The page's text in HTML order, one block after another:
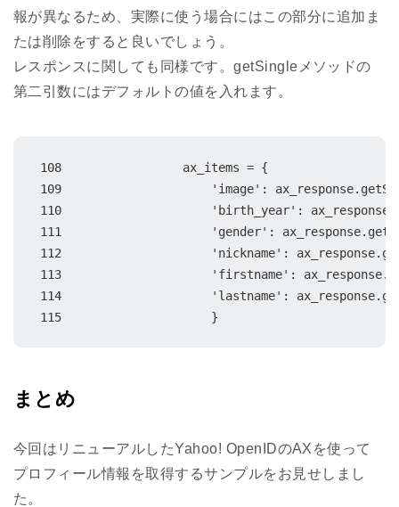
報が異なるため、実際に使う場合にはこの部分に追加ま
たは削除をすると良いでしょう。
レスポンスに関しても同様です。getSingleメソッドの
第二引数にはデフォルトの値を入れます。
108                 ax_items = {
109                     'image':
110                     'birth_year':
111                     'gender':
112                     'nickname':
113                     'firstname':
114                     'lastname':
115                     }
まとめ
今回はリニューアルしたYahoo! OpenIDのAXを使って
プロフィール情報を取得するサンプルをお見せしまし
た。